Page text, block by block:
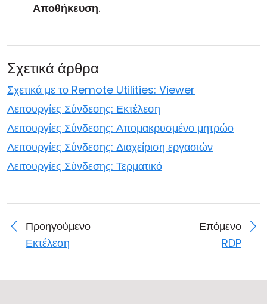
Αποθήκευση.
Σχετικά άρθρα
Σχετικά με το Remote Utilities: Viewer
Λειτουργίες Σύνδεσης: Εκτέλεση
Λειτουργίες Σύνδεσης: Απομακρυσμένο μητρώο
Λειτουργίες Σύνδεσης: Διαχείριση εργασιών
Λειτουργίες Σύνδεσης: Τερματικό
Προηγούμενο
Εκτέλεση
Επόμενο
RDP